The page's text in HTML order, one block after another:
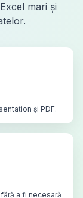
mari și
și PDF.
a fi necesară